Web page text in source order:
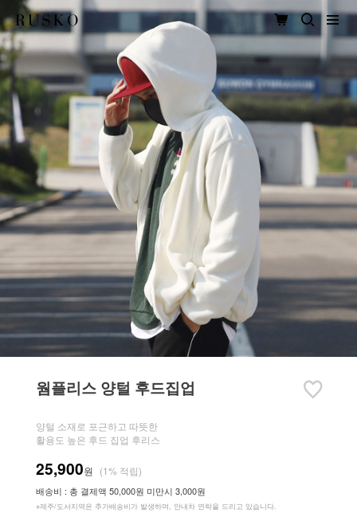
웜플리스 양털 후드집업
양털 소재로 포근하고 따뜻한
활용도 높은 후드 집업 후리스
25,900원 (1% 적립)
배송비 : 총 결제액 50,000원 미만시 3,000원
※제주/도서지역은 추가배송비가 발생하며, 안내차 연락을 드리고 있습니다.